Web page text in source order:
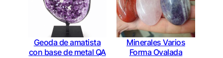
Geoda de amatista
con base de metal QA
Minerales Varios
Forma Ovalada